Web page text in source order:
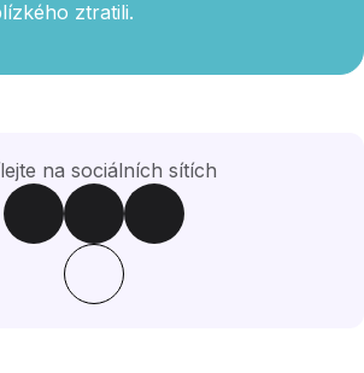
ztratili.
na sociálních sítích